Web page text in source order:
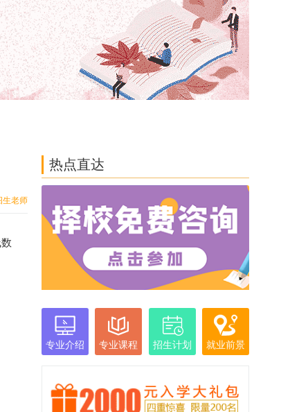
热点直达
专业介绍 专业课程 招生计划 就业前景
生老师